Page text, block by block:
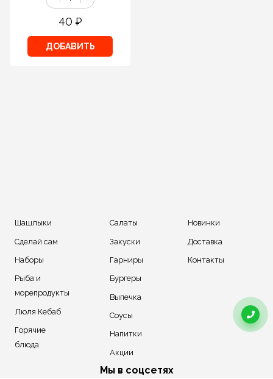
40 ₽
ДОБАВИТЬ
Шашлыки
Сделай сам
Наборы
Рыба и
морепродукты
Люля Кебаб
Горячие
блюда
Салаты
Закуски
Гарниры
Бургеры
Выпечка
Соусы
Напитки
Акции
Новинки
Доставка
Контакты
Мы в соцсетях